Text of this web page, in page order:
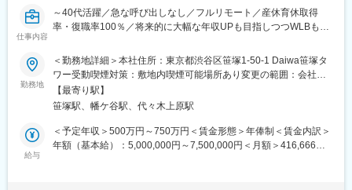
にやさしい治療（低侵襲治療）の発展に貢献しています。
＜製品詳細＞
■配属エリア：
国内支店のいずれかの配属となります。それぞれ在籍拠点をベー
スにチームでエリアを担当しています。業務を通じた「感動」と
■担当に関して：
仕事内容
～40代活躍／急な呼び出しなし／フルリモート／産休育休取得
率・復職率100％／将来的に大幅な年収UPも目指しつつWLBも担
★フルリモートで自宅から顧客先へ直行直帰の営業スタイル、全
国どこでも勤務可能！
★予定手術が大半のため緊急呼び出しはなし！
★WLBを改善したくて入社している社員多数！
★年休129日×土日祝休み／産休育休取得率・復職率100％で働き
方◎
勤務地
＜勤務地詳細＞本社住所：東京都渋谷区笹塚1-50-1 Daiwa笹塚タ
ワー受動喫煙対策：敷地内喫煙可能場所あり変更の範囲：会社の
定める事業所（リモートワーク含む）
【最寄り駅】
笹塚駅、幡ケ谷駅、代々木上原駅
給与
＜予定年収＞500万円～750万円＜賃金形態＞年俸制＜賃金内訳＞
年額（基本給）：5,000,000円～7,500,000円＜月額＞416,666円